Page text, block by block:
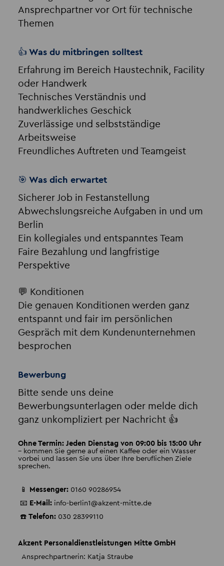
Ansprechpartner vor Ort für technische
Themen
👍 Was du mitbringen solltest
Erfahrung im Bereich Haustechnik, Facility
oder Handwerk
Technisches Verständnis und
handwerkliches Geschick
Zuverlässige und selbstständige
Arbeitsweise
Freundliches Auftreten und Teamgeist
🎯 Was dich erwartet
Sicherer Job in Festanstellung
Abwechslungsreiche Aufgaben in und um
Berlin
Ein kollegiales und entspanntes Team
Faire Bezahlung und langfristige
Perspektive
💬 Konditionen
Die genauen Konditionen werden ganz
entspannt und fair im persönlichen
Gespräch mit dem Kundenunternehmen
besprochen
Bewerbung
Bitte sende uns deine
Bewerbungsunterlagen oder melde dich
ganz unkompliziert per Nachricht 👍
Ohne Termin: Jeden Dienstag von 09:00 bis 15:00 Uhr
– kommen Sie gerne auf einen Kaffee oder ein Wasser
vorbei und lassen Sie uns über Ihre beruflichen Ziele
sprechen.
📱 Messenger:0160 90286954
📧 E-Mail:info-berlin1@akzent-mitte.de
☎️ Telefon:030 28399110
Akzent Personaldienstleistungen Mitte GmbH
Ansprechpartnerin: Katja Straube